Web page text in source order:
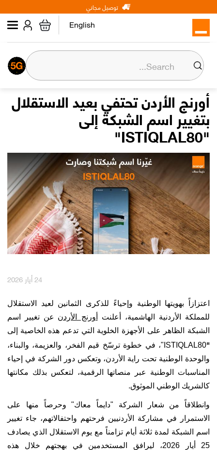
to
main
content
توصيل مجاني
English
Main
navigation
شخصيالأعمالعن أورنج
عن أورنج
المسؤولية المجتمعية
المركز الإعلامي
علاقات المستثمرين
وظائف
English العربية Orange إكسترا
أورنج الأردن تحتفي بعيد الاستقلال
بتغيير اسم الشبكة إلى
"ISTIQLAL80"
24 أيار 2026
اعتزازاً بهويتها الوطنية و إحياءً للذكرى الثمانين لعيد الاستقلال
للمملكة الأردنية الهاشمية،
أعلنت أورنج الأردن عن تغيير اسم
الشبكة الظاهر على الأجهزة الخلوية التي تدعم هذه الخاصية
إلى
"
ISTIQLAL80 "، في خطوة ترسّخ قيم الفخر، والعزيمة، والبناء،
والوحدة الوطنية تحت راية الأردن، وتعكس دور الشركة في إحياء
المناسبات الوطنية عبر منصاتها الرقمية، لتعكس بذلك مكانتها
كالشريك الوطني الموثوق.
وانطلاقاً من شعار الشركة "دايماً معاك" وحرصاً منها على
الاستمرار في مشاركة الأردنيين فرحتهم واحتفالاتهم، جاء تغيير
اسم الشبكة لمدة ثلاثة أيام تزامناً مع يوم الاستقلال الذي يصادف
25 أيار 2026، ليرافق المستخدمين في بهجتهم خلال هذه